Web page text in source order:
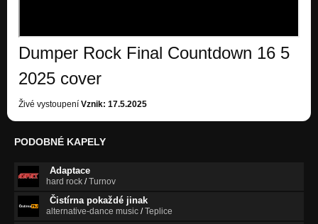
Dumper Rock Final Countdown 16 5
2025 cover
Živé vystoupení Vznik: 17.5.2025
PODOBNÉ KAPELY
Adaptace
hard rock /Turnov
Čistírna pokaždé jinak
alternative-dance music /Teplice